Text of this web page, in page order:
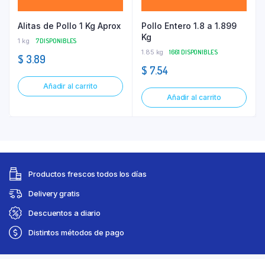
Alitas de Pollo 1 Kg Aprox
1 kg 7 DISPONIBLES
$ 3.89
Añadir al carrito
Pollo Entero 1.8 a 1.899
Kg
1.85 kg 1661 DISPONIBLES
$ 7.54
Añadir al carrito
Productos frescos todos los días
Delivery gratis
Descuentos a diario
Distintos métodos de pago